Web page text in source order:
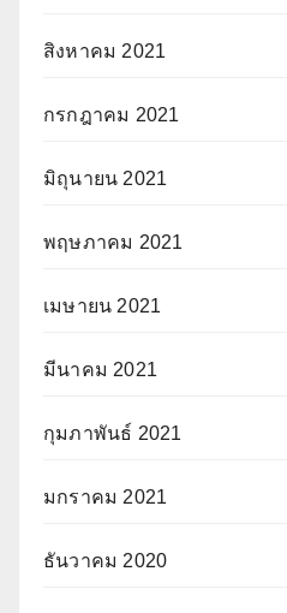
สิงหาคม 2021
กรกฎาคม 2021
มิถุนายน 2021
พฤษภาคม 2021
เมษายน 2021
มีนาคม 2021
กุมภาพันธ์ 2021
มกราคม 2021
ธันวาคม 2020